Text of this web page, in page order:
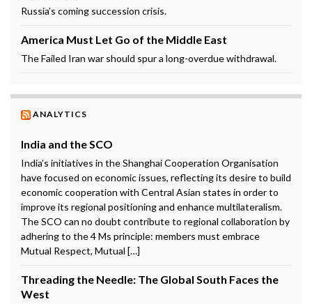
Russia’s coming succession crisis.
America Must Let Go of the Middle East
The Failed Iran war should spur a long-overdue withdrawal.
ANALYTICS
India and the SCO
India’s initiatives in the Shanghai Cooperation Organisation
have focused on economic issues, reflecting its desire to build
economic cooperation with Central Asian states in order to
improve its regional positioning and enhance multilateralism.
The SCO can no doubt contribute to regional collaboration by
adhering to the 4 Ms principle: members must embrace
Mutual Respect, Mutual […]
Threading the Needle: The Global South Faces the
West